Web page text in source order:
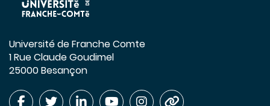
Université de Franche Comte
1 Rue Claude Goudimel
25000 Besançon